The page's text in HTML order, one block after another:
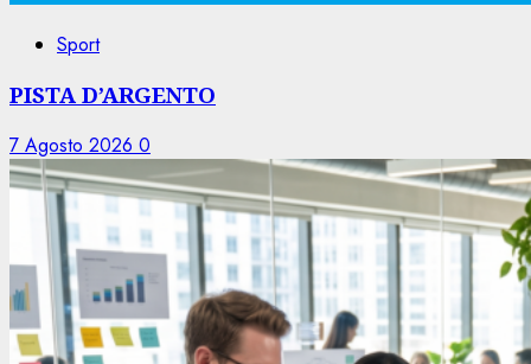
Sport
PISTA D’ARGENTO
7 Agosto 2026 0